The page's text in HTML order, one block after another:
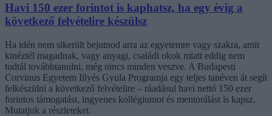
Havi 150 ezer forintot is kaphatsz, ha egy évig a
következő felvételire készülsz
Ha idén nem sikerült bejutnod arra az egyetemre vagy szakra, amit
kinéztél magadnak, vagy anyagi, családi okok miatt eddig nem
tudtál továbbtanulni, még nincs minden veszve. A Budapesti
Corvinus Egyetem Illyés Gyula Programja egy teljes tanéven át segít
felkészülni a következő felvételire – ráadásul havi nettó 150 ezer
forintos támogatást, ingyenes kollégiumot és mentorálást is kapsz.
Mutatjuk a részleteket.